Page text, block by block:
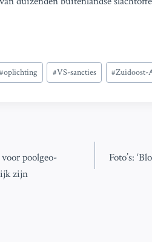
#oplichting #VS-sancties #Zuidoost-
poolgeo-
zijn
Foto’s: